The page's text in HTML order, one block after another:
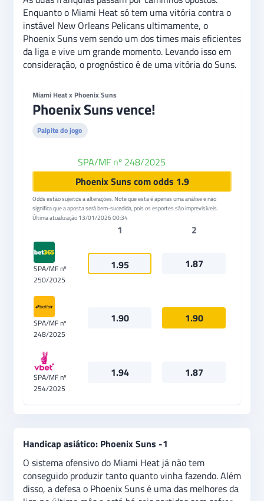
Enquanto o Miami Heat só tem uma vitória contra o
instável New Orleans Pelicans ultimamente, o
Phoenix Suns vem sendo um dos times mais eficientes
da liga e vive um grande momento. Levando isso em
consideração, o prognóstico é de uma vitória do Suns.
Miami Heat x Phoenix Suns
Phoenix Suns vence!
Palpite do jogo
SPA/MF nº 248/2025
Phoenix Suns com odds 1.9
Odds estão sujeitos a alterações. Note que esta é apenas uma análise e não
significa que a aposta será bem-sucedida, pois os esportes são imprevisíveis.
Última atualização 13/01/2026 00:34
1 2
SPA/MF nº
250/2025
1.95 1.87
SPA/MF nº
248/2025
1.90 1.90
SPA/MF nº
254/2025
1.94 1.87
Handicap asiático: Phoenix Suns -1
O sistema ofensivo do Miami Heat já não tem
conseguido produzir tanto quanto vinha fazendo. Além
disso, a defesa o Phoenix Suns é uma das melhores da